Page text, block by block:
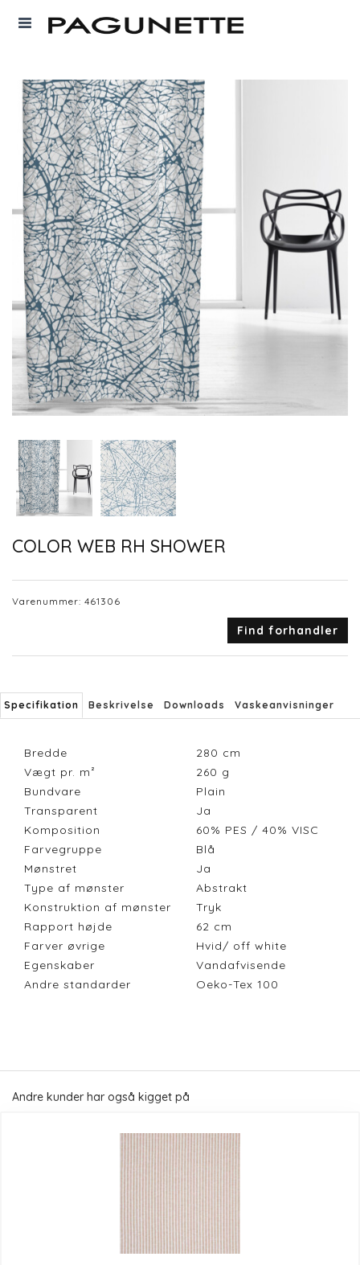
COLOR WEB RH SHOWER
Varenummer: 461306
Find forhandler
Specifikation Beskrivelse Downloads Vaskeanvisninger
Bredde 280 cm
Vægt pr. m²
260 g
Bundvare
Plain
Transparent
Ja
Komposition
60% PES / 40% VISC
Farvegruppe
Blå
Mønstret
Ja
Type af mønster
Abstrakt
Konstruktion af mønster
Tryk
Rapport højde
62 cm
Farver øvrige
Hvid/ off white
Egenskaber
Vandafvisende
Andre standarder
Oeko-Tex 100
Andre kunder har også kigget på